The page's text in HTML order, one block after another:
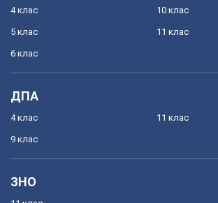
4 клас
5 клас
6 клас
10 клас
11 клас
ДПА
4 клас
9 клас
11 клас
ЗНО